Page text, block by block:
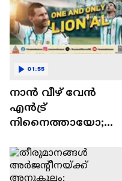
നാന്‍ വീഴ് വേന്‍
എന്‍ട്ര്
നിനെെത്തായോ;
കണ്ണീരണിഞ്ഞ്
മിശിഹ
01:55